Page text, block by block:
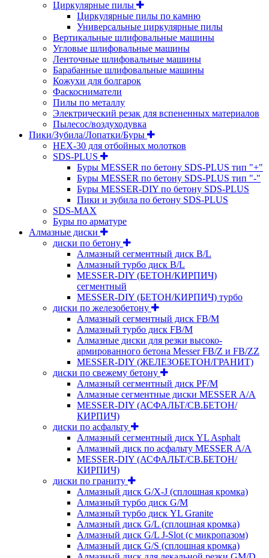
Циркулярные пилы
Циркулярные пилы по камню
Универсальные циркулярные пилы
Вертикальные шлифовальные машины
Угловые шлифовальные машины
Ленточные шлифовальные машины
Барабанные шлифовальные машины
Кожухи для болгарок
Фаскосниматели
Пилы по металлу
Электрический резак для вспененных материалов
Пылесос/воздуходувка
Пики/Зубила/Лопатки/Буры
HEX-30 для отбойных молотков
SDS-PLUS
Буры MESSER по бетону SDS-PLUS тип "+"
Буры MESSER по бетону SDS-PLUS тип "-"
Буры MESSER-DIY по бетону SDS-PLUS
Пики и зубила по бетону SDS-PLUS
SDS-MAX
Буры по арматуре
Алмазные диски
диски по бетону
Алмазный сегментный диск B/L
Алмазный турбо диск B/L
MESSER-DIY (БЕТОН/КИРПИЧ)
сегментный
MESSER-DIY (БЕТОН/КИРПИЧ) турбо
диски по железобетону
Алмазный сегментный диск FB/M
Алмазный турбо диск FB/M
Алмазные диски для резки высоко-
армированного бетона Messer FB/Z и FB/ZZ
MESSER-DIY (ЖЕЛЕЗОБЕТОН/ГРАНИТ)
диски по свежему бетону
Алмазный сегментный диск PF/M
Алмазные сегментные диски MESSER A/A
MESSER-DIY (АСФАЛЬТ/СВ.БЕТОН/
КИРПИЧ)
диски по асфальту
Алмазный сегментный диск YL Asphalt
Алмазный диск по асфальту MESSER A/A
MESSER-DIY (АСФАЛЬТ/СВ.БЕТОН/
КИРПИЧ)
диски по граниту
Алмазный диск G/X-J (сплошная кромка)
Алмазный турбо диск G/M
Алмазный турбо диск YL Granite
Алмазный диск G/L (сплошная кромка)
Алмазный диск G/L J-Slot (с микропазом)
Алмазный диск G/S (сплошная кромка)